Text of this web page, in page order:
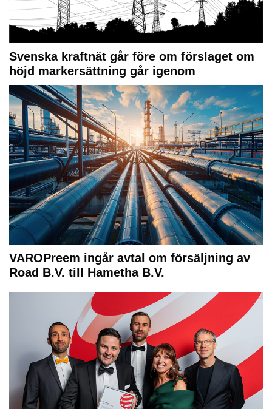
Svenska kraftnät går före om förslaget om
höjd markersättning går igenom
VAROPreem ingår avtal om försäljning av
Road B.V. till Hametha B.V.